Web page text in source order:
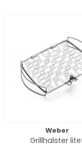
Weber
Grillhalster